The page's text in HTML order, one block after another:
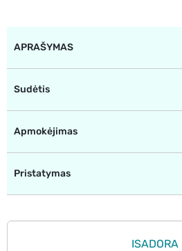
APRAŠYMAS
Sudėtis
Apmokėjimas
Pristatymas
ISADORA